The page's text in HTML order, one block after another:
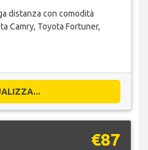
distanza con comodità
Camry, Toyota Fortuner,
€87